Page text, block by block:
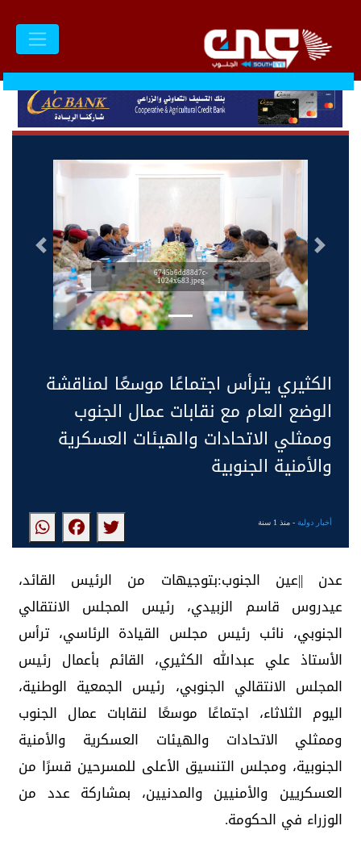
6745b6dd88d7c-
1024x683.jpeg
التالى السابق
الكثيري يترأس اجتماعًا موسعًا لمناقشة
الوضع العام مع نقابات عمال الجنوب
وممثلي الاتحادات والهيئات العسكرية
والأمنية الجنوبية
أخبار دولية- منذ 1 سنة
عدن ||عين الجنوب:بتوجيهات من الرئيس القائد،
عيدروس قاسم الزبيدي، رئيس المجلس الانتقالي
الجنوبي، نائب رئيس مجلس القيادة الرئاسي، ترأس
الأستاذ علي عبدالله الكثيري، القائم بأعمال رئيس
المجلس الانتقالي الجنوبي، رئيس الجمعية الوطنية،
اليوم الثلاثاء، اجتماعًا موسعًا لنقابات عمال الجنوب
وممثلي الاتحادات والهيئات العسكرية والأمنية
الجنوبية، ومجلس التنسيق الأعلى للمسرحين قسرًا من
العسكريين والأمنيين والمدنيين، بمشاركة عدد من
الوزراء في الحكومة.